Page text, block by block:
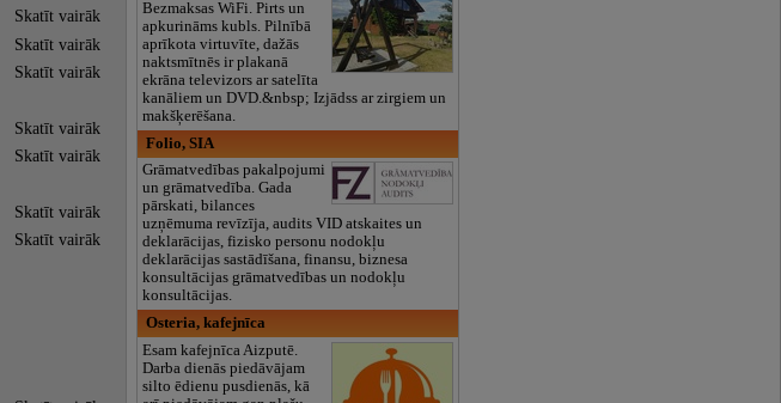
Skatīt vairāk
Skatīt vairāk
Skatīt vairāk
Skatīt vairāk
Skatīt vairāk
Skatīt vairāk
Skatīt vairāk
Bezmaksas WiFi. Pirts un
apkurināms kubls. Pilnībā
aprīkota virtuvīte, dažās
naktsmītnēs ir plakanā
ekrāna televizors ar satelīta
kanāliem un DVD.&nbsp; Izjādss ar zirgiem un
makšķerēšana.
Folio, SIA
Grāmatvedības pakalpojumi
un grāmatvedība. Gada
pārskati, bilances
uzņēmuma revīzīja, audits VID atskaites un
deklarācijas, fizisko personu nodokļu
deklarācijas sastādīšana, finansu, biznesa
konsultācijas grāmatvedības un nodokļu
konsultācijas.
Osteria, kafejnīca
Esam kafejnīca Aizputē.
Darba dienās piedāvājam
silto ēdienu pusdienās, kā